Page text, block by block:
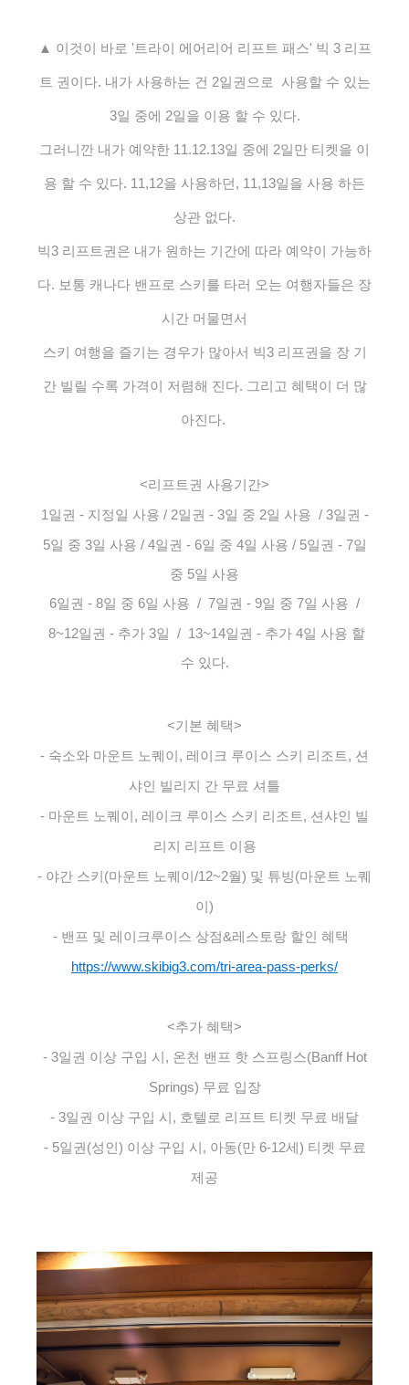
▲ 이것이 바로 '트라이 에어리어 리프트 패스' 빅 3 리프
트 권이다. 내가 사용하는 건 2일권으로 사용할 수 있는
3일 중에 2일을 이용 할 수 있다.
그러니깐 내가 예약한 11.12.13일 중에 2일만 티켓을 이
용 할 수 있다. 11,12을 사용하던, 11,13일을 사용 하든
상관 없다.
빅3 리프트권은 내가 원하는 기간에 따라 예약이 가능하
다. 보통 캐나다 밴프로 스키를 타러 오는 여행자들은 장
시간 머물면서
스키 여행을 즐기는 경우가 많아서 빅3 리프권을 장 기
간 빌릴 수록 가격이 저렴해 진다. 그리고 혜택이 더 많
아진다.
<리프트권 사용기간>
1일권 - 지정일 사용 / 2일권 - 3일 중 2일 사용 / 3일권 -
5일 중 3일 사용 / 4일권 - 6일 중 4일 사용 / 5일권 - 7일
중 5일 사용
6일권 - 8일 중 6일 사용 / 7일권 - 9일 중 7일 사용 /
8~12일권 - 추가 3일 / 13~14일권 - 추가 4일 사용 할
수 있다.
<기본 혜택>
- 숙소와 마운트 노퀘이, 레이크 루이스 스키 리조트, 션
샤인 빌리지 간 무료 셔틀
- 마운트 노퀘이, 레이크 루이스 스키 리조트, 션샤인 빌
리지 리프트 이용
- 야간 스키(마운트 노퀘이/12~2월) 및 튜빙(마운트 노퀘
이)
- 밴프 및 레이크루이스 상점&레스토랑 할인 혜택
https://www.skibig3.com/tri-area-pass-perks/
<추가 혜택>
- 3일권 이상 구입 시, 온천 밴프 핫 스프링스(Banff Hot
Springs) 무료 입장
- 3일권 이상 구입 시, 호텔로 리프트 티켓 무료 배달
- 5일권(성인) 이상 구입 시, 아동(만 6-12세) 티켓 무료
제공